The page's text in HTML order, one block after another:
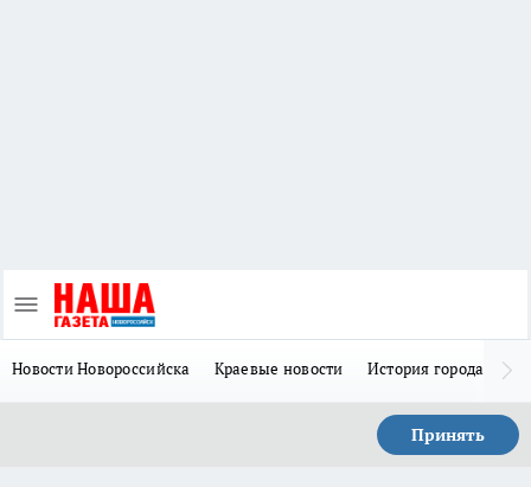
Новости Новороссийска Краевые новости История города Н
Принять